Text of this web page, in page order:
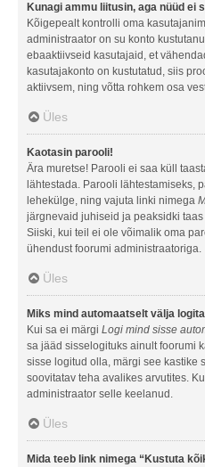
Kunagi ammu liitusin, aga nüüd ei
Kõigepealt kontrolli oma
administraator on su konto
ebaaktiivseid kasutajaid, et
kasutajakonto on kustutatud, siis
aktiivsem, ning võtta rohkem osa
Üles
Kaotasin parooli!
Ära muretse! Parooli ei saa küll
lähtestada. Parooli lähtestamiseks,
lehekülge, ning vajuta linki nimega
järgnevaid juhiseid ja peaksidki
Siiski, kui teil ei ole võimalik oma
ühendust foorumi administraatoriga.
Üles
Miks mind automaatselt välja
Kui sa ei märgi Logi mind sisse
sa jääd sisselogituks ainult foorumi
sisse logitud olla, märgi see kastike
soovitatav teha avalikes arvutites.
administraator selle keelanud.
Üles
Mida teeb link nimega “Kustuta